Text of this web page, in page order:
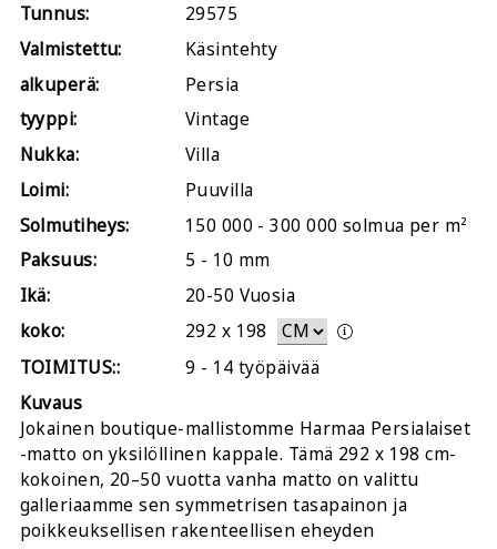
Tunnus:
29575
Valmistettu:
Käsintehty
alkuperä:
Persia
tyyppi:
Vintage
Nukka:
Villa
Loimi:
Puuvilla
Solmutiheys:
150 000 - 300 000 solmua per m²
Paksuus:
5 - 10 mm
Ikä:
20-50 Vuosia
koko:
292 x 198
TOIMITUS::
9 - 14 työpäivää
Kuvaus
Jokainen boutique-mallistomme Harmaa Persialaiset
-matto on yksilöllinen kappale. Tämä 292 x 198 cm-
kokoinen, 20–50 vuotta vanha matto on valittu
galleriaamme sen symmetrisen tasapainon ja
poikkeuksellisen rakenteellisen eheyden